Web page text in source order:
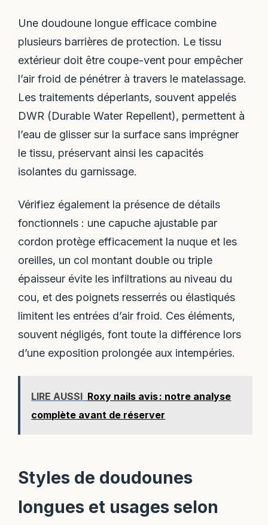
Une doudoune longue efficace combine
plusieurs barrières de protection. Le tissu
extérieur doit être coupe-vent pour empêcher
l’air froid de pénétrer à travers le matelassage.
Les traitements déperlants, souvent appelés
DWR (Durable Water Repellent), permettent à
l’eau de glisser sur la surface sans imprégner
le tissu, préservant ainsi les capacités
isolantes du garnissage.
Vérifiez également la présence de détails
fonctionnels : une capuche ajustable par
cordon protège efficacement la nuque et les
oreilles, un col montant double ou triple
épaisseur évite les infiltrations au niveau du
cou, et des poignets resserrés ou élastiqués
limitent les entrées d’air froid. Ces éléments,
souvent négligés, font toute la différence lors
d’une exposition prolongée aux intempéries.
LIRE AUSSI Roxy nails avis : notre analyse
complète avant de réserver
Styles de doudounes
longues et usages selon